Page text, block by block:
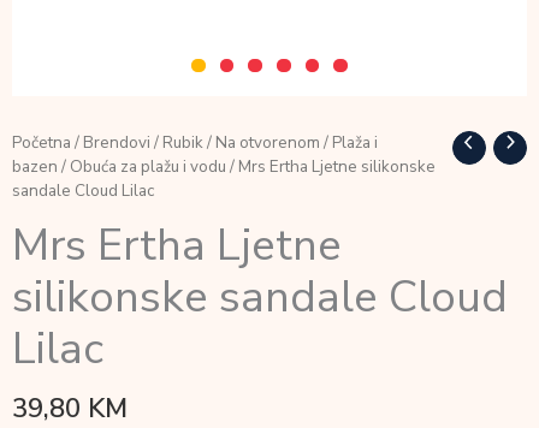
Početna / Brendovi / Rubik/ Na otvorenom / Plaža i
bazen / Obuća za plažu i vodu / Mrs Ertha Ljetne silikonske
sandale Cloud Lilac
Mrs Ertha Ljetne
silikonske sandale Cloud
Lilac
39,80 KM